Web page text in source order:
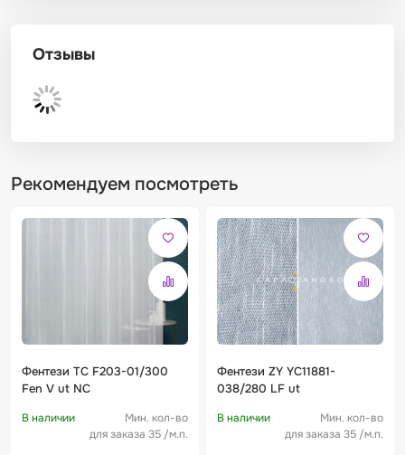
Отзывы
Рекомендуем посмотреть
Фентези TC F203-01/300
Fen V ut NC
В наличии
Мин. кол-во
для заказа 35 /м.п.
Фентези ZY YC11881-
038/280 LF ut
В наличии
Мин. кол-во
для заказа 35 /м.п.